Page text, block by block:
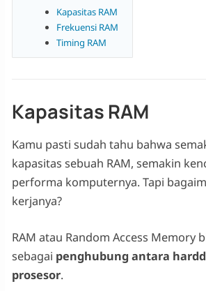
Kapasitas RAM
Frekuensi RAM
Timing RAM
Kapasitas RAM
Kamu pasti sudah tahu bahwa
kapasitas sebuah RAM, semakin
performa komputernya. Tapi
kerjanya?
RAM atau Random Access Memory
sebagai penghubung antara
prosesor.